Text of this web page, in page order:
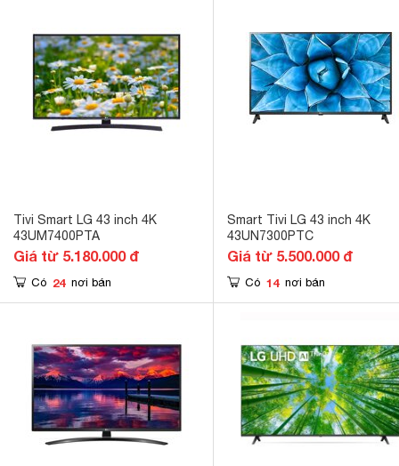
Tivi Smart LG 43 inch 4K
43UM7400PTA
Giá từ 5.180.000 đ
Có 24 nơi bán
Smart Tivi LG 43 inch 4K
43UN7300PTC
Giá từ 5.500.000 đ
Có 14 nơi bán